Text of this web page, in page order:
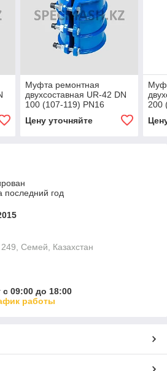
Муфта ремонтная
двухсоставная UR-42 DN
100 (107-119) PN16
Цену уточняйте
200
последний год
Семей, Казахстан
с 09:00 до 18:00
работы